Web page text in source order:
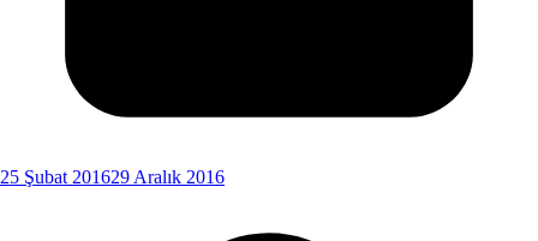
25 Şubat 201629 Aralık 2016